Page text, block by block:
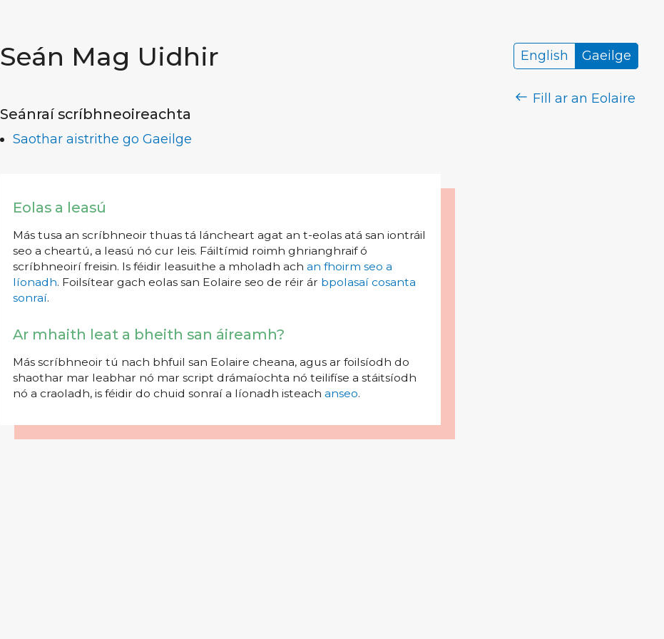
Seán Mag Uidhir English Gaeilge
Fill ar an Eolaire
Seánraí scríbhneoireachta
Saothar aistrithe go Gaeilge
Eolas a leasú
Más tusa an scríbhneoir thuas tá láncheart agat an t-eolas atá san iontráil
seo a cheartú, a leasú nó cur leis. Fáiltímid roimh ghrianghraif ó
scríbhneoirí freisin. Is féidir leasuithe a mholadh ach an fhoirm seo a
líonadh. Foilsítear gach eolas san Eolaire seo de réir ár bpolasaí cosanta
sonraí.
Ar mhaith leat a bheith san áireamh?
Más scríbhneoir tú nach bhfuil san Eolaire cheana, agus ar foilsíodh do
shaothar mar leabhar nó mar script drámaíochta nó teilifíse a stáitsíodh
nó a craoladh, is féidir do chuid sonraí a líonadh isteach anseo.